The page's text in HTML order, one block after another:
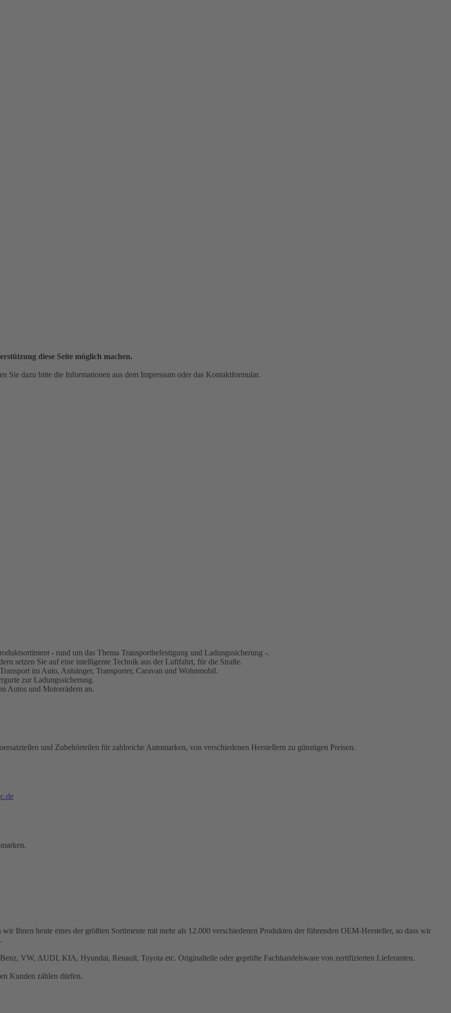
diese Seite möglich machen.
Sie dazu bitte die Informationen aus dem Impressum oder das Kontaktformular.
- rund um das Thema Transportbefestigung und Ladungssicherung -.
setzen Sie auf eine intelligente Technik aus der Luftfahrt, für die Straße.
im Auto, Anhänger, Transporter, Caravan und Wohnmobil.
zur Ladungssicherung.
Autos und Motorrädern an.
und Zubehörteilen für zahlreiche Automarken, von verschiedenen Herstellern zu günstigen Preisen.
Ihnen heute eines der größten Sortimente mit mehr als 12.000 verschiedenen Produkten der führenden OEM-Hersteller, so dass wir
VW, AUDI, KIA, Hyundai, Renault, Toyota etc. Originalteile oder geprüfte Fachhandelsware von zertifizierten Lieferanten.
Kunden zählen dürfen.